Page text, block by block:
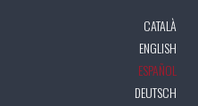
CATALÀ
ENGLISH
ESPAÑOL
DEUTSCH